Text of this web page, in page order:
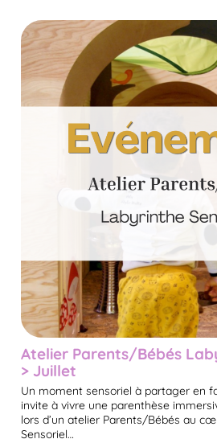
Atelier Parents/Bébés
> Juillet
Un moment sensoriel à partager en
invite à vivre une parenthèse
lors d’un atelier Parents/Bébés au
Sensoriel…